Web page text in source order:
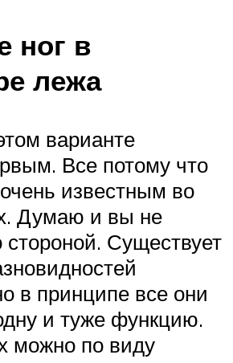
ног в
лежа
варианте
Все потому что
известным во
Думаю и вы не
стороной. Существует
в принципе все они
и туже функцию.
можно по виду